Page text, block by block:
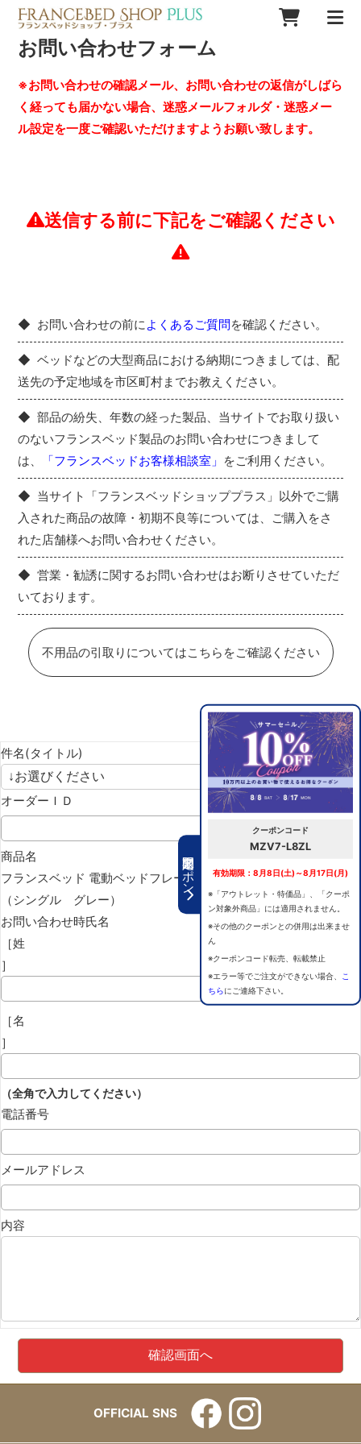
期間限定クーポン
クーポンコード
MZV7-L8ZL
有効期限：8月8日(土)～8月17日(月)
※「アウトレット・特価品」、「クーポ
ン対象外商品」には適用されません。
※その他のクーポンとの併用は出来ませ
ん
※クーポンコード転売、転載禁止
※エラー等でご注文ができない場合、
こ
ちらにご連絡下さい。
お問い合わせフォーム
※お問い合わせの確認メール、お問い合わせの返信がしばら
く経っても届かない場合、迷惑メールフォルダ・迷惑メー
ル設定を一度ご確認いただけますようお願い致します。
送信する前に下記をご確認ください
お問い合わせの前に よくあるご質問を確認ください。
ベッドなどの大型商品における納期につきましては、配
送先の予定地域を市区町村までお教えください。
部品の紛失、年数の経った製品、当サイトでお取り扱い
のないフランスベッド製品のお問い合わせにつきまして
は、
「フランスベッドお客様相談室」 をご利用ください。
当サイト「フランスベッドショッププラス」以外でご購
入された商品の故障・初期不良等については、ご購入をさ
れた店舗様へお問い合わせください。
営業・勧誘に関するお問い合わせはお断りさせていただ
いております。
不用品の引取りについてはこちらをご確認ください
件名(タイトル)
オーダーＩＤ
商品名
フランスベッド 電動ベッドフレーム ファディア FAD-FF
（シングル グレー）
お問い合わせ時氏名
［姓
］
［名
］
（全角で入力してください）
電話番号
メールアドレス
内容
OFFICIAL SNS